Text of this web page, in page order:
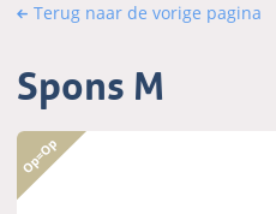
Terug naar de vorige pagina
Spons M